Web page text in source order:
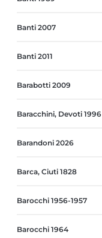
Banti 2007
Banti 2011
Barabotti 2009
Baracchini, Devoti 1996
Barandoni 2026
Barca, Ciuti 1828
Barocchi 1956-1957
Barocchi 1964